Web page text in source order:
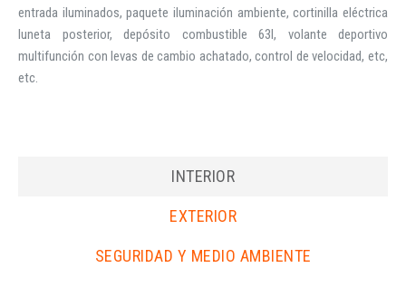
entrada iluminados, paquete iluminación ambiente, cortinilla eléctrica
luneta posterior, depósito combustible 63l, volante deportivo
multifunción con levas de cambio achatado, control de velocidad, etc,
etc.
INTERIOR
EXTERIOR
SEGURIDAD Y MEDIO AMBIENTE